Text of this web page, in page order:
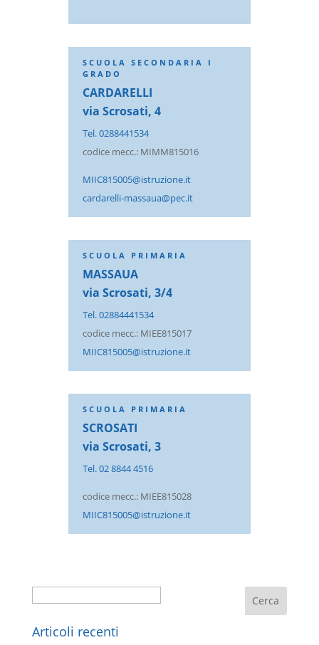
SCUOLA SECONDARIA I
GRADO
CARDARELLI
via Scrosati, 4
Tel. 0288441534
codice mecc.: MIMM815016
MIIC815005@istruzione.it
cardarelli-massaua@pec.it
SCUOLA PRIMARIA
MASSAUA
via Scrosati, 3/4
Tel. 02884441534
codice mecc.: MIEE815017
MIIC815005@istruzione.it
SCUOLA PRIMARIA
SCROSATI
via Scrosati, 3
Tel. 02 8844 4516
codice mecc.: MIEE815028
MIIC815005@istruzione.it
Articoli recenti